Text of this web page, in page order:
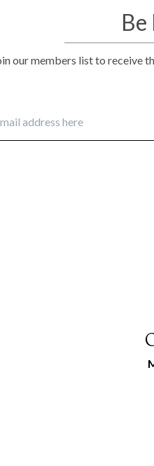
our members list to receive